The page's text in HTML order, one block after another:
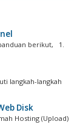
berikut, 1.
langkah-langkah
Disk
Hosting (Upload)